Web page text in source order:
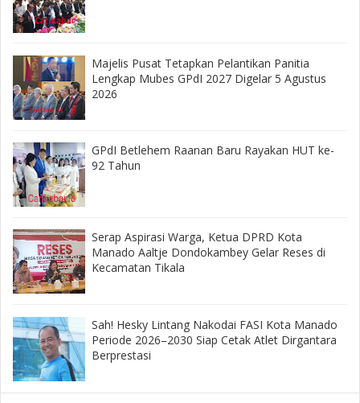
Majelis Pusat Tetapkan Pelantikan Panitia
Lengkap Mubes GPdI 2027 Digelar 5 Agustus
2026
GPdI Betlehem Raanan Baru Rayakan HUT ke-
92 Tahun
‎Serap Aspirasi Warga, Ketua DPRD Kota
Manado Aaltje Dondokambey Gelar Reses di
Kecamatan Tikala ‎
‎Sah! Hesky Lintang Nakodai FASI Kota Manado
Periode 2026–2030 Siap Cetak Atlet Dirgantara
Berprestasi